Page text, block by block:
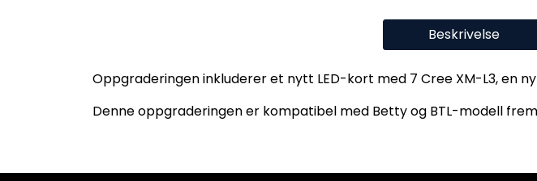
Beskrivelse
Oppgraderingen inkluderer et nytt LED-kort med 7 Cree XM-L3, en
Denne oppgraderingen er kompatibel med Betty og BTL-modell frem